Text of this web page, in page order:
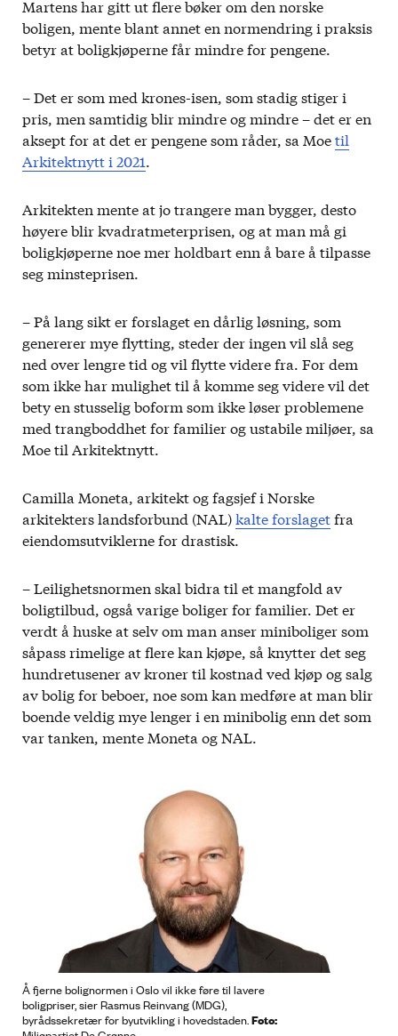
Martens har gitt ut flere bøker om den norske
boligen, mente blant annet en normendring i praksis
betyr at boligkjøperne får mindre for pengene.
– Det er som med krones-isen, som stadig stiger i
pris, men samtidig blir mindre og mindre – det er en
aksept for at det er pengene som råder, sa Moetil
Arkitektnytt i 2021
Arkitekten mente at jo trangere man bygger, desto
høyere blir kvadratmeterprisen, og at man må gi
boligkjøperne noe mer holdbart enn å bare å tilpasse
seg minsteprisen.
– På lang sikt er forslaget en dårlig løsning, som
genererer mye flytting, steder der ingen vil slå seg
ned over lengre tid og vil flytte videre fra. For dem
som ikke har mulighet til å komme seg videre vil det
bety en stusselig boform som ikke løser problemene
med trangboddhet for familier og ustabile miljøer, sa
Moe til Arkitektnytt.
Camilla Moneta, arkitekt og fagsjef i Norske
arkitekters landsforbund (NAL)kalte forslagetfra
eiendomsutviklerne for drastisk.
– Leilighetsnormen skal bidra til et mangfold av
boligtilbud, også varige boliger for familier. Det er
verdt å huske at selv om man anser miniboliger som
såpass rimelige at flere kan kjøpe, så knytter det seg
hundretusener av kroner til kostnad ved kjøp og salg
av bolig for beboer, noe som kan medføre at man blir
boende veldig mye lenger i en minibolig enn det som
var tanken, mente Moneta og NAL.
Å fjerne bolignormen i Oslo vil ikke føre til lavere
boligpriser, sier Rasmus Reinvang (MDG),
byrådssekretær for byutvikling i hovedstaden.Foto: